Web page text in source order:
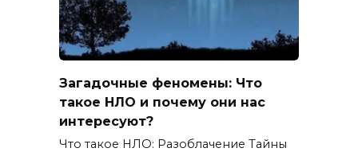
Загадочные феномены: Что
такое НЛО и почему они нас
интересуют?
Что такое НЛО: Разоблачение Тайны